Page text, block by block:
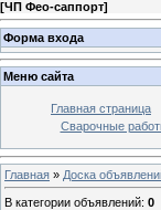
[ЧП Фео-саппорт]
Форма входа
Меню сайта
Главная страница
Сварочные
Главная » Доска
В категории объявлений: 0